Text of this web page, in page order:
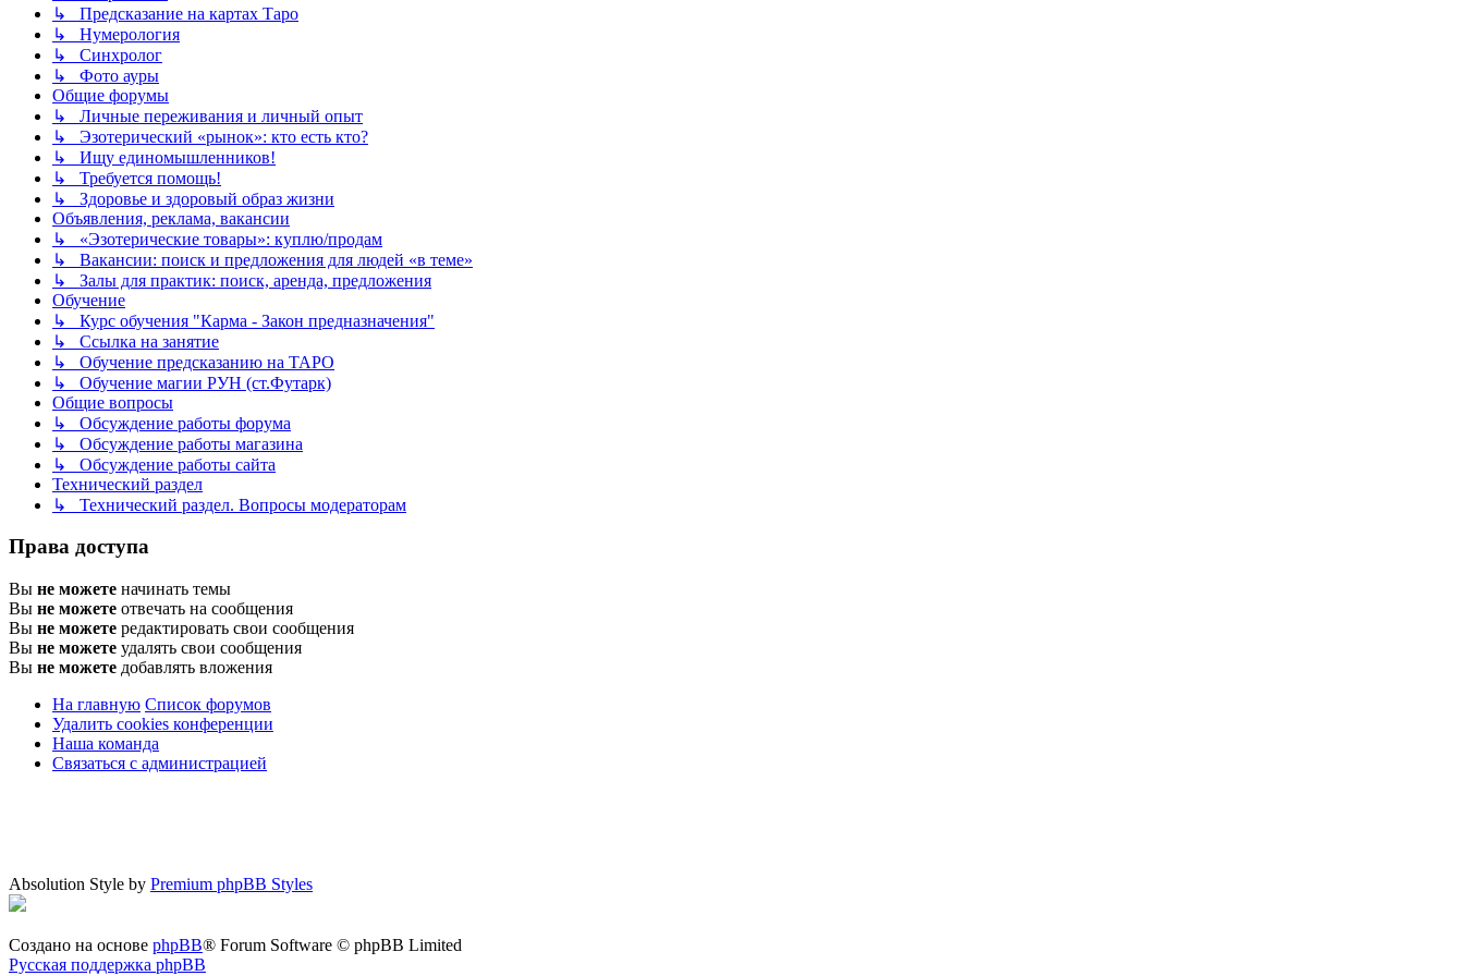
↳ Предсказание на картах Таро
↳ Нумерология
↳ Синхролог
↳ Фото ауры
Общие форумы
↳ Личные переживания и личный опыт
↳ Эзотерический «рынок»: кто есть кто?
↳ Ищу единомышленников!
↳ Требуется помощь!
↳ Здоровье и здоровый образ жизни
Объявления, реклама, вакансии
↳ «Эзотерические товары»: куплю/продам
↳ Вакансии: поиск и предложения для людей «в теме»
↳ Залы для практик: поиск, аренда, предложения
Обучение
↳ Курс обучения "Карма - Закон предназначения"
↳ Ссылка на занятие
↳ Обучение предсказанию на ТАРО
↳ Обучение магии РУН (ст.Футарк)
Общие вопросы
↳ Обсуждение работы форума
↳ Обсуждение работы магазина
↳ Обсуждение работы сайта
Технический раздел
↳ Технический раздел. Вопросы модераторам
Права доступа
Вы не можете начинать темы
Вы не можете отвечать на сообщения
Вы не можете редактировать свои сообщения
Вы не можете удалять свои сообщения
Вы не можете добавлять вложения
На главную Список форумов
Удалить cookies конференции
Наша команда
Связаться с администрацией
Absolution Style by Premium phpBB Styles
Создано на основе phpBB® Forum Software © phpBB Limited
Русская поддержка phpBB